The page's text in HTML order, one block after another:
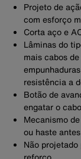
Projeto de
com esforço
Corta aço e
Lâminas do
mais cabos
resistência a
Botão de
engatar o
Mecanismo
ou haste
Não